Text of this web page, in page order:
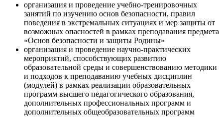
организация и проведение учебно-тренировочных
занятий по изучению основ безопасности, правил
поведения в экстремальных ситуациях и мер защиты от
возможных опасностей в рамках преподавания предмета
«Основ безопасности и защиты Родины»
организация и проведение научно-практических
мероприятий, способствующих развитию
образовательной среды и совершенствованию методики
и подходов к преподаванию учебных дисциплин
(модулей) в рамках реализации образовательных
программ высшего педагогического образования,
дополнительных профессиональных программ и
дополнительных общеобразовательных программ